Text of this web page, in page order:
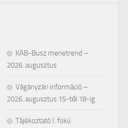
KAB-Busz menetrend –
2026. augusztus
Vágányzári információ –
2026. augusztus 15-től 18-ig
Tájékoztató I. fokú